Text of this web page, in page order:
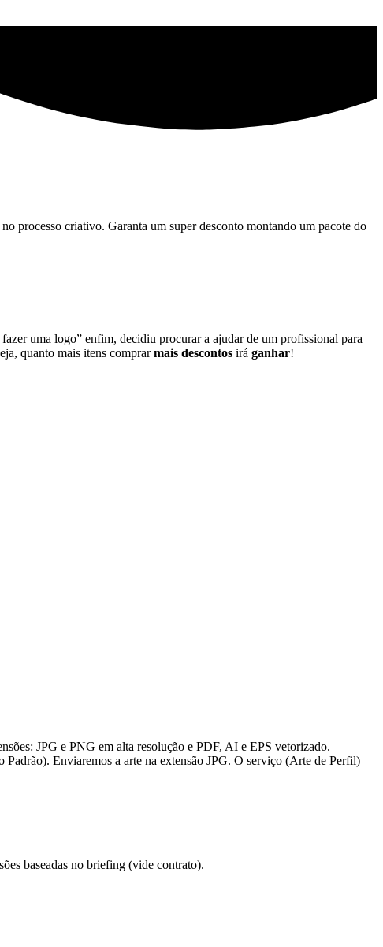
processo criativo. Garanta um super desconto montando um pacote do
uma logo” enfim, decidiu procurar a ajudar de um profissional para
quanto mais itens comprarmais descontos irá ganhar!
JPG e PNG em alta resolução e PDF, AI e EPS vetorizado.
Enviaremos a arte na extensão JPG. O serviço (Arte de Perfil)
baseadas no briefing (vide contrato).